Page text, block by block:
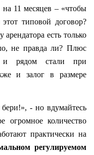
на 11 месяцев – «чтобы
типовой договор?
есть только
не правда ли? Плюс
и рядом стали при
и залог в размере
- но вдумайтесь
огромное количество
практически на
регулируемом